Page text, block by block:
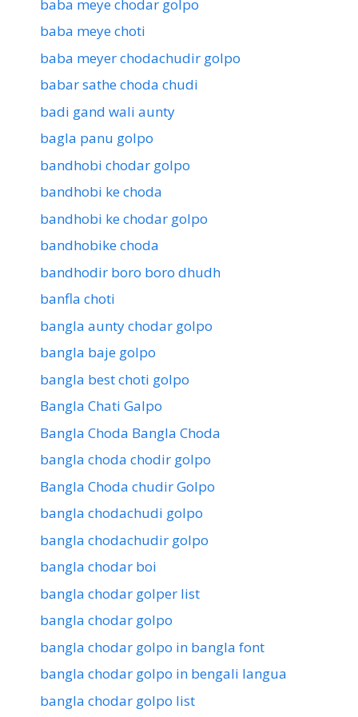
baba meye chodar golpo
baba meye choti
baba meyer chodachudir golpo
babar sathe choda chudi
badi gand wali aunty
bagla panu golpo
bandhobi chodar golpo
bandhobi ke choda
bandhobi ke chodar golpo
bandhobike choda
bandhodir boro boro dhudh
banfla choti
bangla aunty chodar golpo
bangla baje golpo
bangla best choti golpo
Bangla Chati Galpo
Bangla Choda Bangla Choda
bangla choda chodir golpo
Bangla Choda chudir Golpo
bangla chodachudi golpo
bangla chodachudir golpo
bangla chodar boi
bangla chodar golper list
bangla chodar golpo
bangla chodar golpo in bangla font
bangla chodar golpo in bengali langua
bangla chodar golpo list